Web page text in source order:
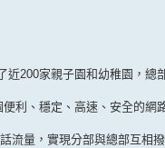
200家親子園和幼稚園，
、穩定、高速、安全的網
量，實現分部與總部互相